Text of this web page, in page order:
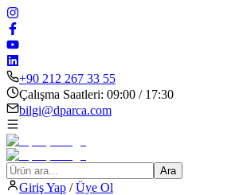
+90 212 267 33 55
Çalışma Saatleri: 09:00 / 17:30
bilgi@dparca.com
Ara
Giriş Yap /Üye Ol